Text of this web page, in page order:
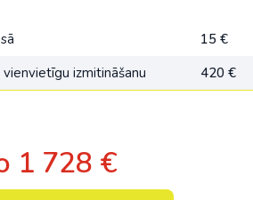
15 €
izmitināšanu
420 €
1 728 €